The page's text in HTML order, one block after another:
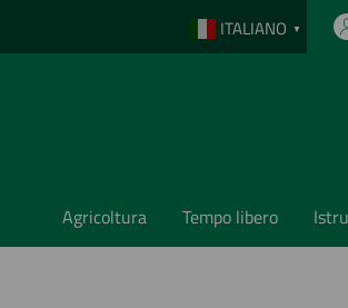
ITALIANO ▼
Agricoltura Tempo libero